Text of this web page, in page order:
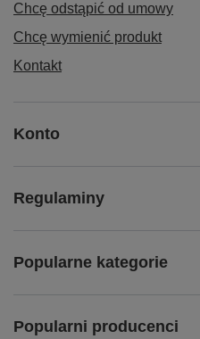
Chcę odstąpić od umowy
Chcę wymienić produkt
Kontakt
Konto
Regulaminy
Popularne kategorie
Popularni producenci